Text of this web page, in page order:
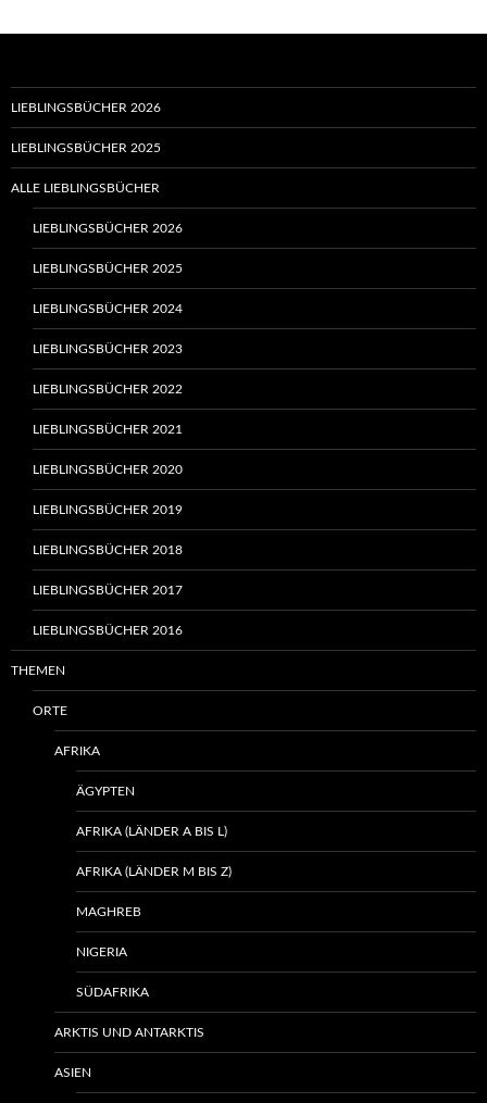
LIEBLINGSBÜCHER 2026
LIEBLINGSBÜCHER 2025
ALLE LIEBLINGSBÜCHER
LIEBLINGSBÜCHER 2026
LIEBLINGSBÜCHER 2025
LIEBLINGSBÜCHER 2024
LIEBLINGSBÜCHER 2023
LIEBLINGSBÜCHER 2022
LIEBLINGSBÜCHER 2021
LIEBLINGSBÜCHER 2020
LIEBLINGSBÜCHER 2019
LIEBLINGSBÜCHER 2018
LIEBLINGSBÜCHER 2017
LIEBLINGSBÜCHER 2016
THEMEN
ORTE
AFRIKA
ÄGYPTEN
AFRIKA (LÄNDER A BIS L)
AFRIKA (LÄNDER M BIS Z)
MAGHREB
NIGERIA
SÜDAFRIKA
ARKTIS UND ANTARKTIS
ASIEN